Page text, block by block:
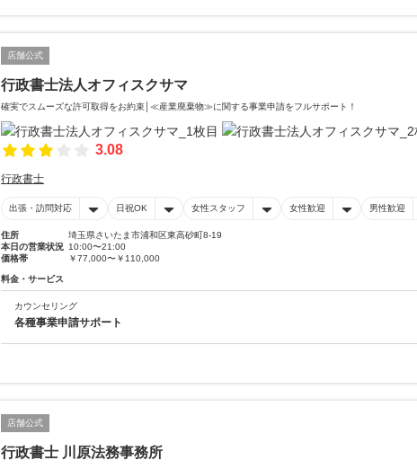
店舗公式
行政書士法人オフィスクサマ
確実でスムーズな許可取得をお約束│≪産業廃棄物≫に関する事業申請をフルサポート！
3.08
行政書士
出張・訪問対応 日祝OK 女性スタッフ 女性歓迎 男性歓迎
住所
埼玉県さいたま市浦和区東高砂町8-19
本日の営業状況 10:00〜21:00
価格帯
￥77,000〜￥110,000
料金・サービス
カウンセリング
各種事業申請サポート
店舗公式
行政書士 川原法務事務所